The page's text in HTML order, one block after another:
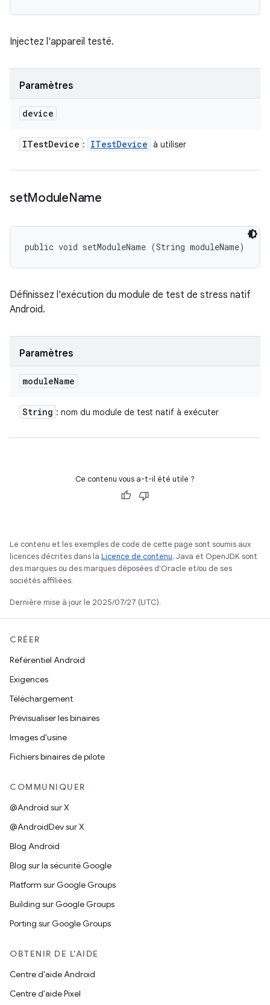
Injectez l'appareil testé.
Paramètres
device
ITestDevice : ITestDevice à utiliser
setModuleName
public void setModuleName (String moduleName)
Définissez l'exécution du module de test de stress natif
Android.
Paramètres
moduleName
String : nom du module de test natif à exécuter
Ce contenu vous a-t-il été utile ?
Le contenu et les exemples de code de cette page sont soumis aux
licences décrites dans la Licence de contenu. Java et OpenJDK sont
des marques ou des marques déposées d'Oracle et/ou de ses
sociétés affiliées.
Dernière mise à jour le 2025/07/27 (UTC).
CRÉER
Référentiel Android
Exigences
Téléchargement
Prévisualiser les binaires
Images d'usine
Fichiers binaires de pilote
COMMUNIQUER
@Android sur X
@AndroidDev sur X
Blog Android
Blog sur la sécurité Google
Platform sur Google Groups
Building sur Google Groups
Porting sur Google Groups
OBTENIR DE L'AIDE
Centre d'aide Android
Centre d'aide Pixel